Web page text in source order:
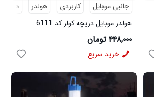
جانبی موبایل
کاربردی هولدر
هولدر
هولدر موبایل دریچه کولر کد 6111
۴۴۸,۰۰۰ تومان
خرید سریع